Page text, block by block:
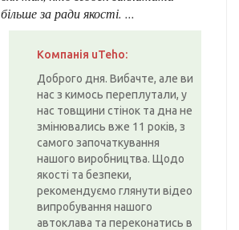
більше за ради якості. ...
Компанія uTeho:
Доброго дня. Вибачте, але ви
нас з кимось переплутали, у
нас товщини стінок та дна не
змінювались вже 11 років, з
самого започаткування
нашого виробництва. Щодо
якості та безпеки,
рекомендуємо глянути відео
випробування нашого
автоклава та переконатись в